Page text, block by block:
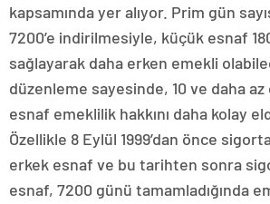
kapsamında yer alıyor. Prim gün
7200’e indirilmesiyle, küçük esnaf
sağlayarak daha erken emekli
düzenleme sayesinde, 10 ve daha az
esnaf emeklilik hakkını daha kolay
Özellikle 8 Eylül 1999’dan önce
erkek esnaf ve bu tarihten sonra
esnaf, 7200 günü tamamladığında